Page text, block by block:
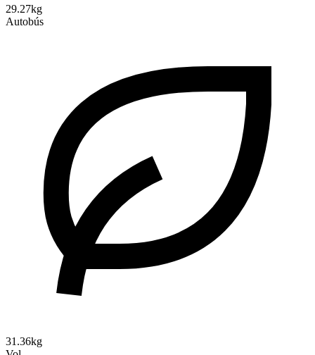
29.27kg
Autobús
31.36kg